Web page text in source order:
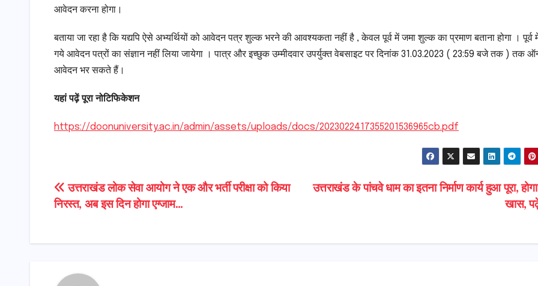
आवेदन करना होगा।
बताया जा रहा है कि यद्यपि ऐसे अभ्यर्थियों को आवेदन पत्र शुल्क भरने की आवश्यकता नहीं है , केवल पूर्व में जमा शुल्क का प्रमाण बताना होगा । पूर्व
गये आवेदन पत्रों का संज्ञान नहीं लिया जायेगा । पात्र और इच्छुक उम्मीदवार उपर्युक्त वेबसाइट पर दिनांक 31.03.2023 ( 23:59 बजे तक ) तक
आवेदन भर सकते हैं।
यहां पढ़ें पूरा नोटिफिकेशन
https://doonuniversity.ac.in/admin/assets/uploads/docs/2023022417355201536965cb.pdf
Post
navigation
उत्तराखंड के पांचवे धाम का इतना निर्माण कार्य हुआ पूरा,
खास,
उत्तराखंड लोक सेवा आयोग ने एक और भर्ती परीक्षा को किया
निरस्त, अब इस दिन होगा एग्जाम…